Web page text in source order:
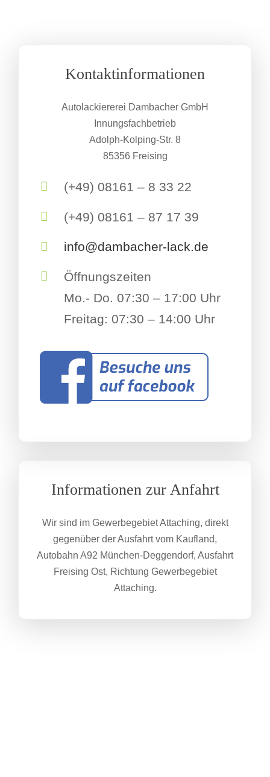
Kontaktinformationen
Autolackiererei Dambacher GmbH
Innungsfachbetrieb
Adolph-Kolping-Str. 8
85356 Freising
(+49) 08161 – 8 33 22
(+49) 08161 – 87 17 39
info@dambacher-lack.de
Öffnungszeiten
Mo.- Do. 07:30 – 17:00 Uhr
Freitag: 07:30 – 14:00 Uhr
Informationen zur Anfahrt
Wir sind im Gewerbegebiet Attaching, direkt
gegenüber der Ausfahrt vom Kaufland,
Autobahn A92 München-Deggendorf, Ausfahrt
Freising Ost, Richtung Gewerbegebiet
Attaching.